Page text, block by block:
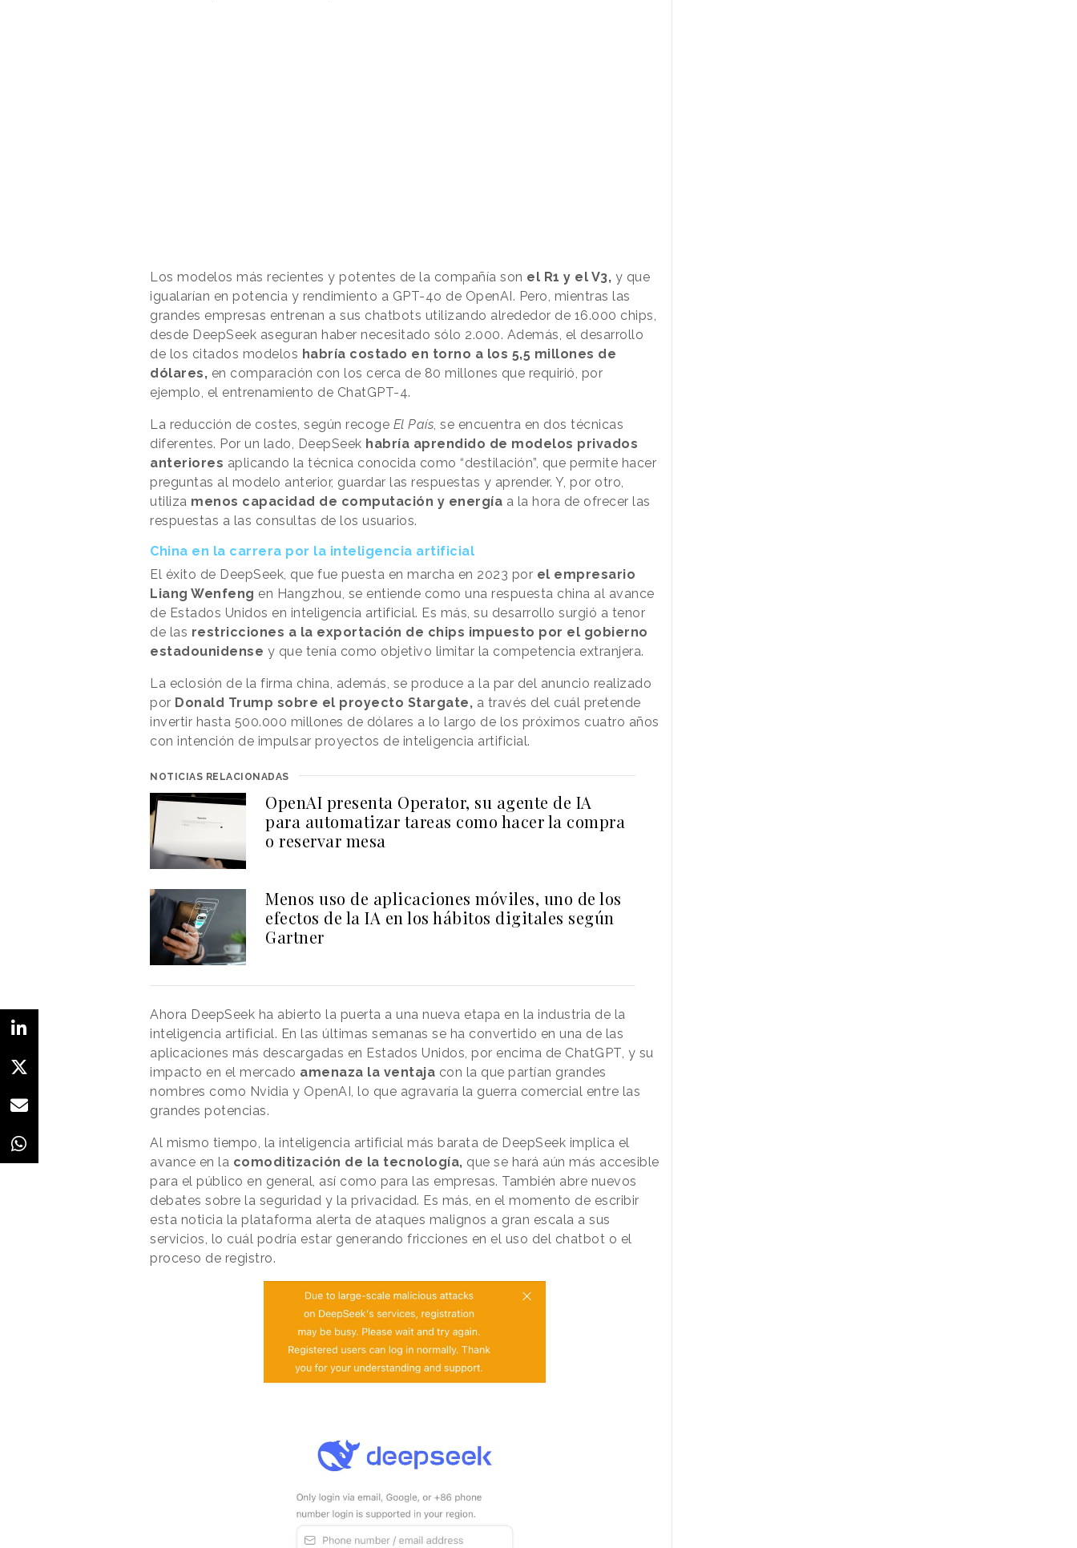
Los modelos más recientes y potentes de la compañía son el R1 y el V3, y que
igualarían en potencia y rendimiento a GPT-4o de OpenAI. Pero, mientras las
grandes empresas entrenan a sus chatbots utilizando alrededor de 16.000 chips,
desde DeepSeek aseguran haber necesitado sólo 2.000. Además, el desarrollo
de los citados modelos habría costado en torno a los 5,5 millones de
dólares, en comparación con los cerca de 80 millones que requirió, por
ejemplo, el entrenamiento de ChatGPT-4.
La reducción de costes, según recoge El País, se encuentra en dos técnicas
diferentes. Por un lado, DeepSeek habría aprendido de modelos privados
anteriores aplicando la técnica conocida como “destilación”, que permite hacer
preguntas al modelo anterior, guardar las respuestas y aprender. Y, por otro,
utiliza menos capacidad de computación y energía a la hora de ofrecer las
respuestas a las consultas de los usuarios.
China en la carrera por la inteligencia artificial
El éxito de DeepSeek, que fue puesta en marcha en 2023 por el empresario
Liang Wenfeng en Hangzhou, se entiende como una respuesta china al avance
de Estados Unidos en inteligencia artificial. Es más, su desarrollo surgió a tenor
de las restricciones a la exportación de chips impuesto por el gobierno
estadounidense y que tenía como objetivo limitar la competencia extranjera.
La eclosión de la firma china, además, se produce a la par del anuncio realizado
por Donald Trump sobre el proyecto Stargate, a través del cuál pretende
invertir hasta 500.000 millones de dólares a lo largo de los próximos cuatro años
con intención de impulsar proyectos de inteligencia artificial.
NOTICIAS RELACIONADAS
OpenAI presenta Operator, su agente de IA
para automatizar tareas como hacer la compra
o reservar mesa
Menos uso de aplicaciones móviles, uno de los
efectos de la IA en los hábitos digitales según
Gartner
Ahora DeepSeek ha abierto la puerta a una nueva etapa en la industria de la
inteligencia artificial. En las últimas semanas se ha convertido en una de las
aplicaciones más descargadas en Estados Unidos, por encima de ChatGPT, y su
impacto en el mercado amenaza la ventaja con la que partían grandes
nombres como Nvidia y OpenAI, lo que agravaría la guerra comercial entre las
grandes potencias.
Al mismo tiempo, la inteligencia artificial más barata de DeepSeek implica el
avance en la comoditización de la tecnología, que se hará aún más accesible
para el público en general, así como para las empresas. También abre nuevos
debates sobre la seguridad y la privacidad. Es más, en el momento de escribir
esta noticia la plataforma alerta de ataques malignos a gran escala a sus
servicios, lo cuál podría estar generando fricciones en el uso del chatbot o el
proceso de registro.